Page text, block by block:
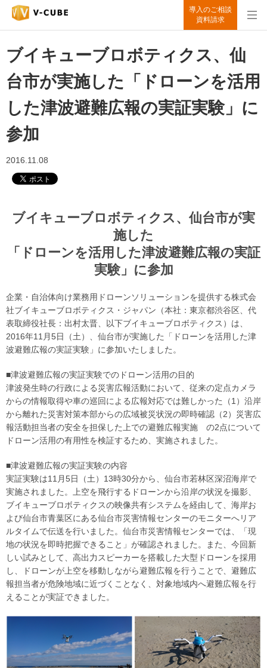
導入のご相談
資料請求
ブイキューブロボティクス、仙
台市が実施した「ドローンを活用
した津波避難広報の実証実験」に
参加
2016.11.08
ブイキューブロボティクス、仙台市が実
施した
「ドローンを活用した津波避難広報の実証
実験」に参加
企業・自治体向け業務用ドローンソリューションを提供する株式会
社ブイキューブロボティクス・ジャパン（本社：東京都渋谷区、代
表取締役社長：出村太晋、以下ブイキューブロボティクス）は、
2016年11月5日（土）、仙台市が実施した「ドローンを活用した津
波避難広報の実証実験」に参加いたしました。
■津波避難広報の実証実験でのドローン活用の目的
津波発生時の行政による災害広報活動において、従来の定点カメラ
からの情報取得や車の巡回による広報対応では難しかった（1）沿岸
から離れた災害対策本部からの広域被災状況の即時確認（2）災害広
報活動担当者の安全を担保した上での避難広報実施 の2点について
ドローン活用の有用性を検証するため、実施されました。
■津波避難広報の実証実験の内容
実証実験は11月5日（土）13時30分から、仙台市若林区深沼海岸で
実施されました。上空を飛行するドローンから沿岸の状況を撮影、
ブイキューブロボティクスの映像共有システムを経由して、海岸お
よび仙台市青葉区にある仙台市災害情報センターのモニターへリア
ルタイムで伝送を行いました。仙台市災害情報センターでは、「現
地の状況を即時把握できること」が確認されました。また、今回新
しい試みとして、高出力スピーカーを搭載した大型ドローンを採用
し、ドローンが上空を移動しながら避難広報を行うことで、避難広
報担当者が危険地域に近づくことなく、対象地域内へ避難広報を行
えることが実証できました。